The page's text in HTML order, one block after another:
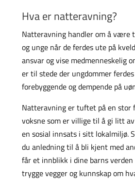
Hva er natteravning?
Natteravning handler om å være
og unge når de ferdes ute på
ansvar og vise medmenneskelig
er til stede der ungdommer
forebyggende og dempende på
Natteravning er tuftet på en stor
voksne som er villige til å gi litt
en sosial innsats i sitt lokalmiljø.
du anledning til å bli kjent med
får et innblikk i dine barns
trygge vegger og kunnskap om